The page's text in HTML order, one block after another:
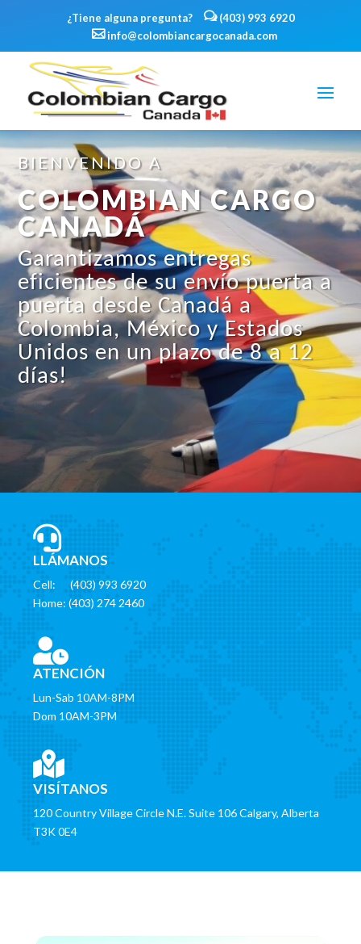
¿Tiene alguna pregunta?
(403) 993 6920
info@colombiancargocanada.com
BIENVENIDO A
COLOMBIAN CARGO
CANADÁ
Garantizamos entregas
eficientes de su envío puerta a
puerta desde Canadá a
Colombia, México y Estados
Unidos en un plazo de 8 a 12
días!

LLÁMANOS
Cell: (403) 993 6920
Home: (403) 274 2460

ATENCIÓN
Lun-Sab 10AM-8PM
Dom 10AM-3PM

VISÍTANOS
120 Country Village Circle N.E. Suite 106 Calgary, Alberta
T3K 0E4